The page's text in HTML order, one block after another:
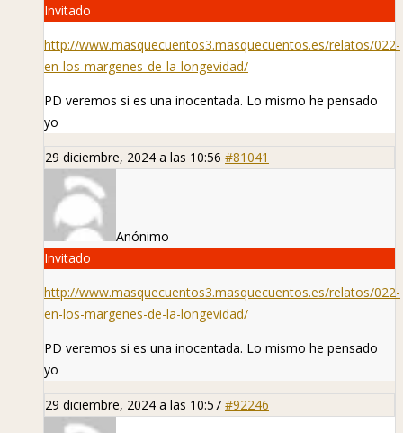
Invitado
http://www.masquecuentos3.masquecuentos.es/relatos/022-
en-los-margenes-de-la-longevidad/
PD veremos si es una inocentada. Lo mismo he pensado
yo
29 diciembre, 2024 a las 10:56 #81041
Anónimo
Invitado
http://www.masquecuentos3.masquecuentos.es/relatos/022-
en-los-margenes-de-la-longevidad/
PD veremos si es una inocentada. Lo mismo he pensado
yo
29 diciembre, 2024 a las 10:57 #92246